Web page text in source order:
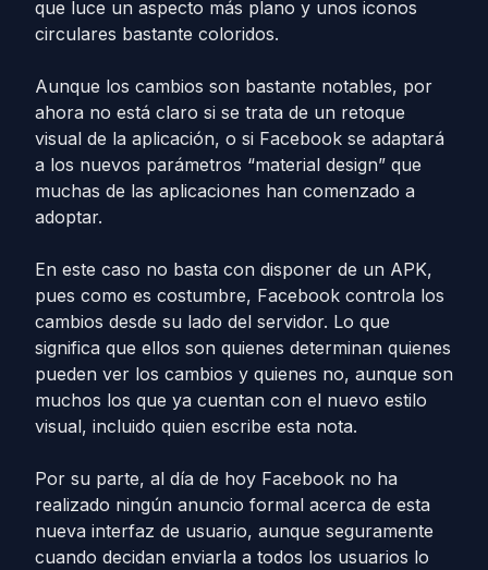
que luce un aspecto más plano y unos iconos
circulares bastante coloridos.
Aunque los cambios son bastante notables, por
ahora no está claro si se trata de un retoque
visual de la aplicación, o si Facebook se adaptará
a los nuevos parámetros “material design” que
muchas de las aplicaciones han comenzado a
adoptar.
En este caso no basta con disponer de un APK,
pues como es costumbre, Facebook controla los
cambios desde su lado del servidor. Lo que
significa que ellos son quienes determinan quienes
pueden ver los cambios y quienes no, aunque son
muchos los que ya cuentan con el nuevo estilo
visual, incluido quien escribe esta nota.
Por su parte, al día de hoy Facebook no ha
realizado ningún anuncio formal acerca de esta
nueva interfaz de usuario, aunque seguramente
cuando decidan enviarla a todos los usuarios lo